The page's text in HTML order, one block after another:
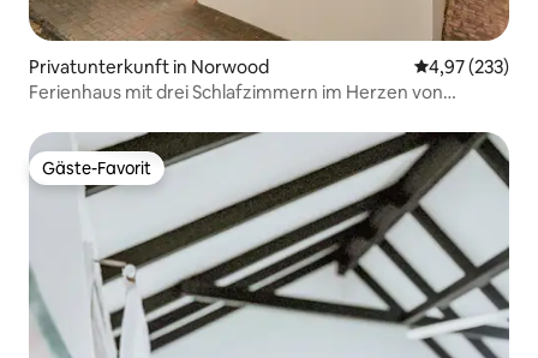
Privatunterkunft in Norwood
4,97 (233)
Ferienhaus mit drei Schlafzimmern im Herzen von
Gäste-Favorit
Gäste-Favorit